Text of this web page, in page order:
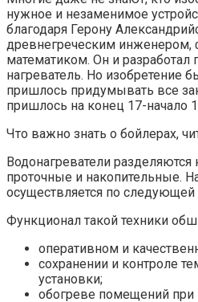
нужное и незаменимое
благодаря Герону
древнегреческим
математиком. Он и
нагреватель. Но изобретение
пришлось придумывать все
пришлось на конец 17-начало
Что важно знать о бойлерах,
Водонагреватели разделяются
проточные и накопительные.
осуществляется по следующей
Функционал такой техники
оперативном и
сохранении и контроле
установки;
обогреве помещений